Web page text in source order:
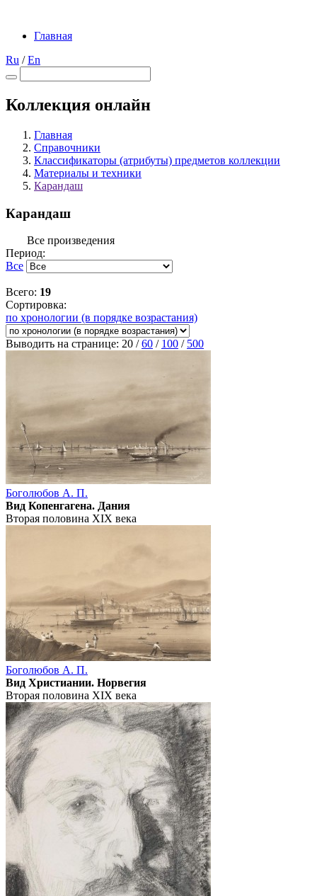
Главная
Ru /En
Коллекция онлайн
Главная
Справочники
Классификаторы (атрибуты) предметов коллекции
Материалы и техники
Карандаш
Карандаш
Все произведения
Период:
Все
Всего: 19
Сортировка:
по хронологии (в порядке возрастания)
Выводить на странице: 20 /60 / 100 / 500
Боголюбов А. П.
Вид Копенгагена. Дания
Вторая половина XIX века
Боголюбов А. П.
Вид Христиании. Норвегия
Вторая половина XIX века